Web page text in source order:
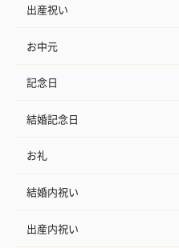
出産祝い
お中元
記念日
結婚記念日
お礼
結婚内祝い
出産内祝い